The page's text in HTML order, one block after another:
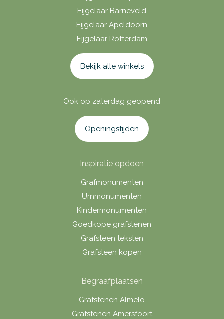
Eijgelaar Barneveld
Eijgelaar Apeldoorn
Eijgelaar Rotterdam
Bekijk alle winkels
Ook op zaterdag geopend
Openingstijden
Inspiratie opdoen
Grafmonumenten
Urnmonumenten
Kindermonumenten
Goedkope grafstenen
Grafsteen teksten
Grafsteen kopen
Begraafplaatsen
Grafstenen Almelo
Grafstenen Amersfoort